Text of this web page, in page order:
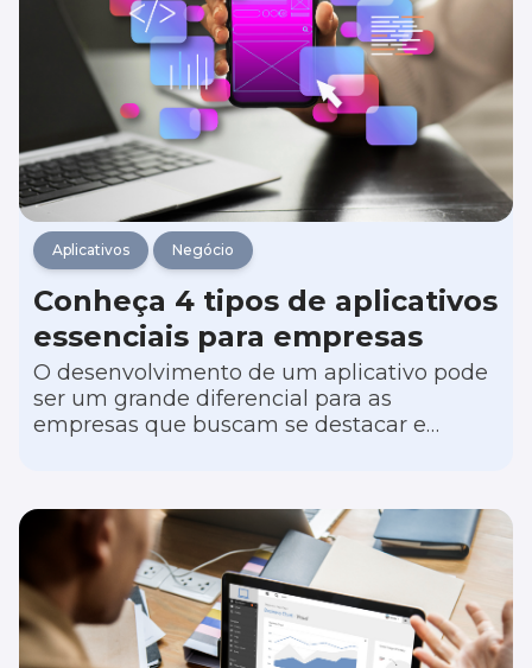
Aplicativos Negócio
Conheça 4 tipos de aplicativos
essenciais para empresas
O desenvolvimento de um aplicativo pode
ser um grande diferencial para as
empresas que buscam se destacar e
Porém, escolher o tipo certo de aplicação é
fundamental para garantir a transformação
digital do seu negócio.